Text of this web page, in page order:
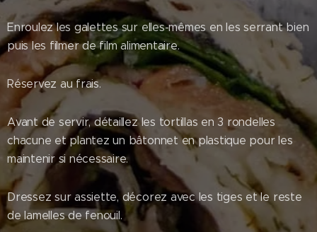
Enroulez les galettes sur elles-mêmes en les serrant bien
puis les filmer de film alimentaire.
Réservez au frais.
Avant de servir, détaillez les tortillas en 3 rondelles
chacune et plantez un bâtonnet en plastique pour les
maintenir si nécessaire.
Dressez sur assiette, décorez avec les tiges et le reste
de lamelles de fenouil.